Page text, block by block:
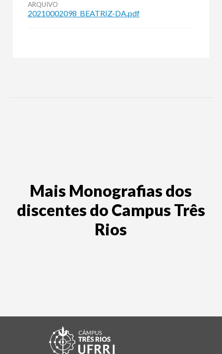
ARQUIVO
20210002098_BEATRIZ-DA.pdf
Mais Monografias dos
discentes do Campus Três
Rios